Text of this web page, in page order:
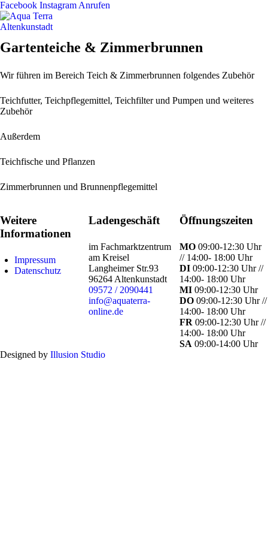
Facebook Instagram Anrufen
Gartenteiche & Zimmerbrunnen
Wir führen im Bereich Teich & Zimmerbrunnen folgendes Zubehör
Teichfutter, Teichpflegemittel, Teichfilter und Pumpen und weiteres
Zubehör
Außerdem
Teichfische und Pflanzen
Zimmerbrunnen und Brunnenpflegemittel
Weitere
Informationen
Impressum
Datenschutz
Ladengeschäft
im Fachmarktzentrum
am Kreisel
Langheimer Str.93
96264 Altenkunstadt
09572 / 2090441
info@aquaterra-
online.de
Öffnungszeiten
MO 09:00-12:30 Uhr
// 14:00- 18:00 Uhr
DI 09:00-12:30 Uhr //
14:00- 18:00 Uhr
MI 09:00-12:30 Uhr
DO 09:00-12:30 Uhr //
14:00- 18:00 Uhr
FR 09:00-12:30 Uhr //
14:00- 18:00 Uhr
SA 09:00-14:00 Uhr
Designed by Illusion Studio